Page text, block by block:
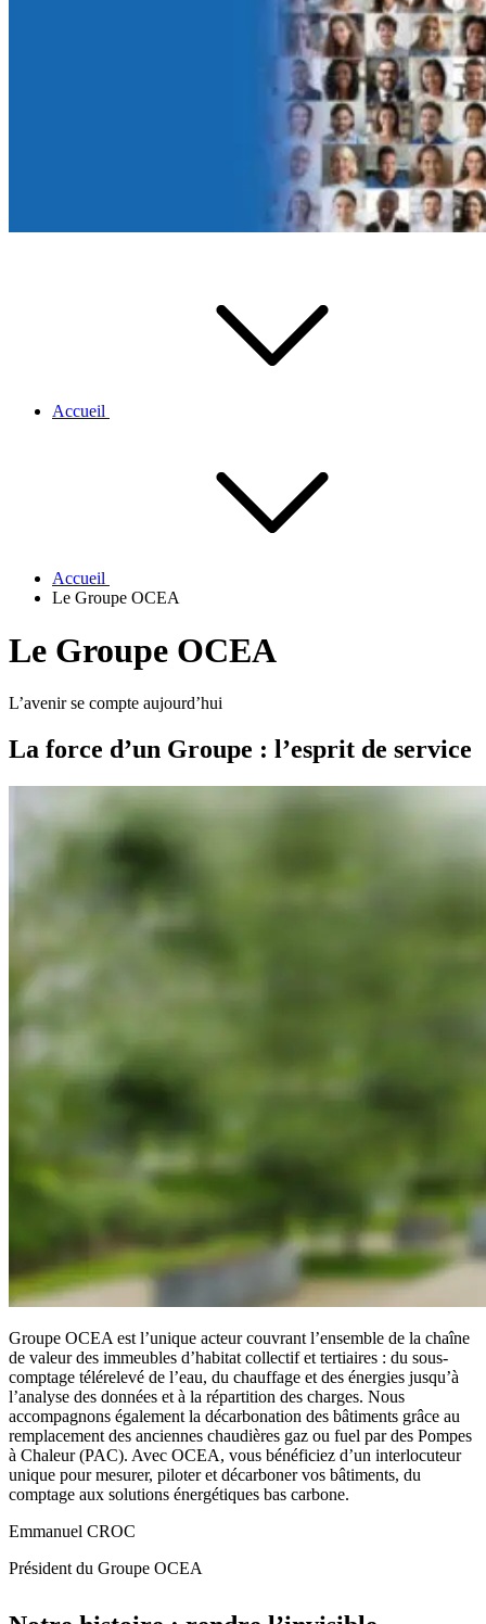
Accueil
Accueil
Le Groupe OCEA
Le Groupe OCEA
L’avenir se compte aujourd’hui
La force d’un Groupe : l’esprit de service
Groupe OCEA est l’unique acteur couvrant l’ensemble de la chaîne
de valeur des immeubles d’habitat collectif et tertiaires : du sous-
comptage télérelevé de l’eau, du chauffage et des énergies jusqu’à
l’analyse des données et à la répartition des charges. Nous
accompagnons également la décarbonation des bâtiments grâce au
remplacement des anciennes chaudières gaz ou fuel par des Pompes
à Chaleur (PAC). Avec OCEA, vous bénéficiez d’un interlocuteur
unique pour mesurer, piloter et décarboner vos bâtiments, du
comptage aux solutions énergétiques bas carbone.
Emmanuel CROC
Président du Groupe OCEA